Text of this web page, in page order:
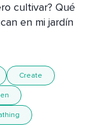
cultivar? Qué
en mi jardín
Create